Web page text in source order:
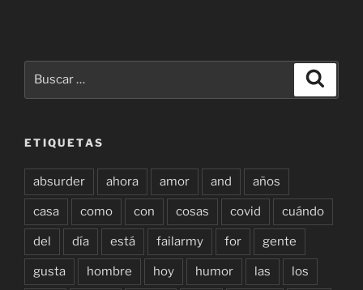
ETIQUETAS
absurder ahora amor and años
casa como con cosas covid cuándo
del día está failarmy for gente
gusta hombre hoy humor las los